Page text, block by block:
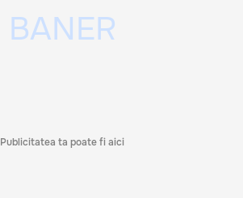
Publicitatea ta poate fi aici